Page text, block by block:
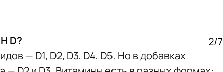
D?
2/7
— D1, D2, D3, D4, D5. Но в добавках